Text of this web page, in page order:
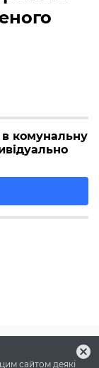
комунальну
сайтом деякі
cancel